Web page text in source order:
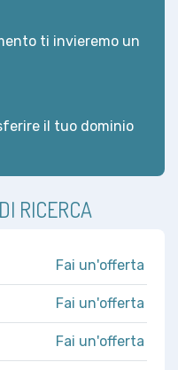
ti invieremo un
il tuo dominio
RICERCA
Fai un'offerta
Fai un'offerta
Fai un'offerta